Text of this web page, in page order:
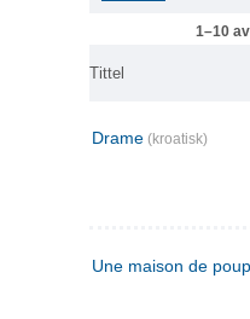
1–10
Tittel
Drame (kroatisk)
Une maison de